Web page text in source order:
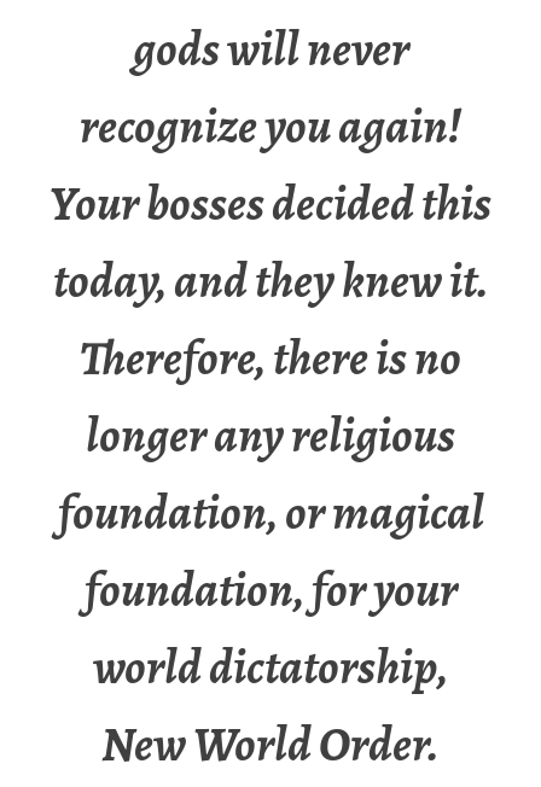
gods will never
recognize you again!
Your bosses decided this
today, and they knew it.
Therefore, there is no
longer any religious
foundation, or magical
foundation, for your
world dictatorship,
New World Order.